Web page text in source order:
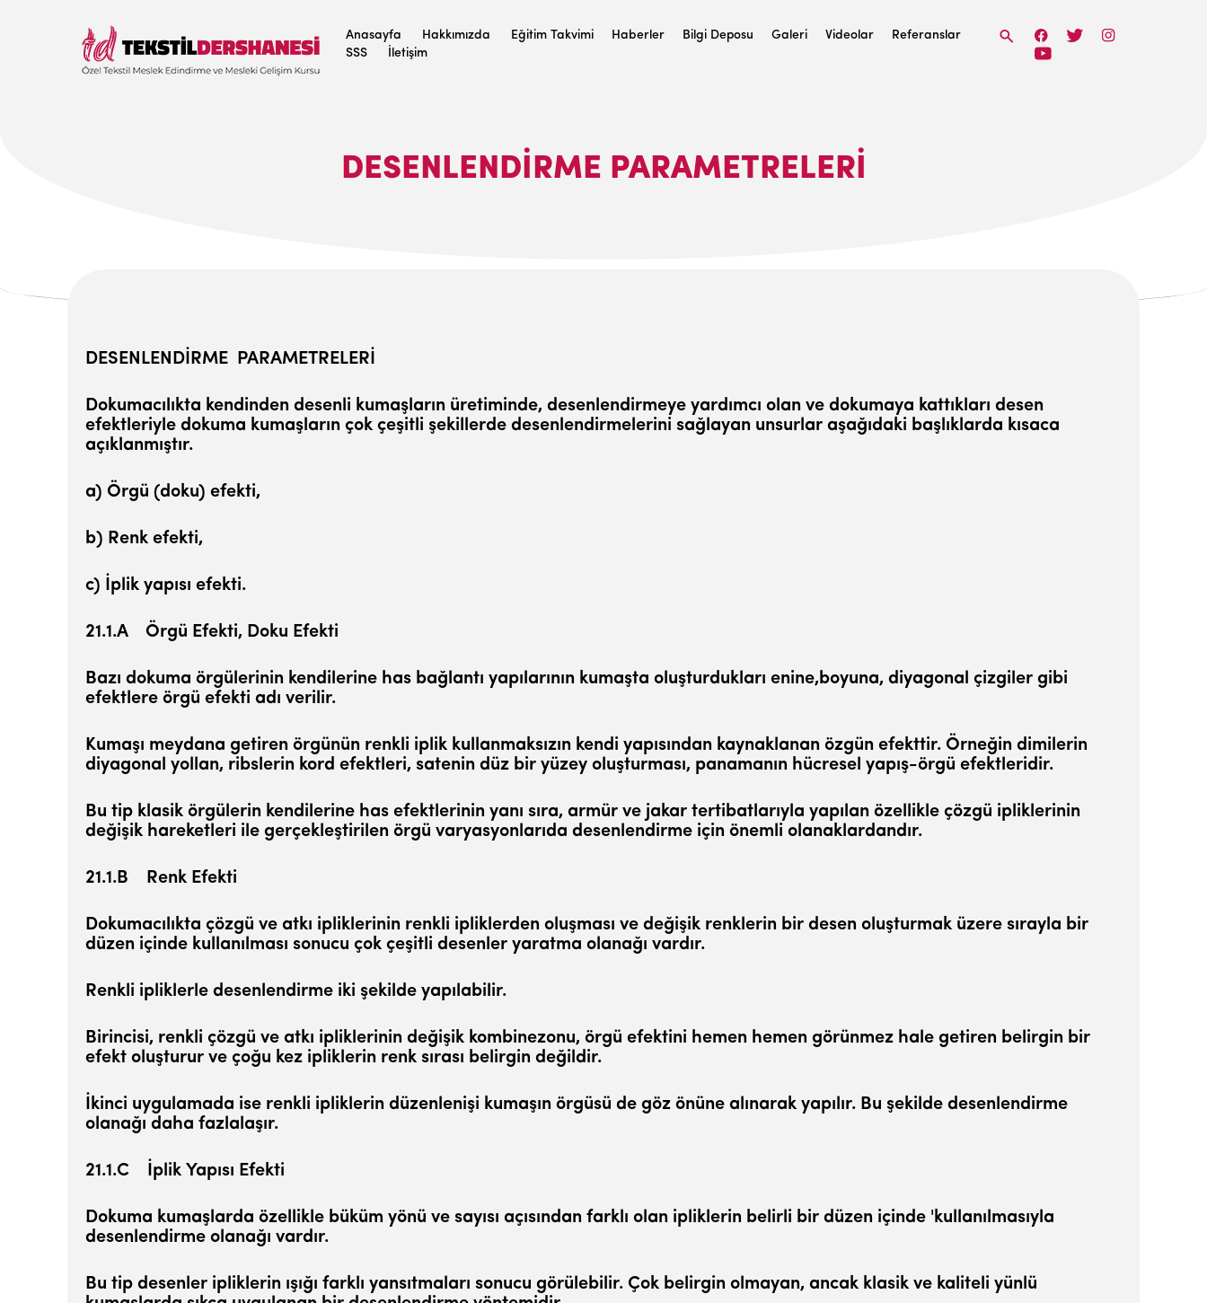
Anasayfa Hakkımızda Eğitim Takvimi Haberler Bilgi Deposu Galeri Videolar
Referanslar
SSS
İletişim
DESENLENDİRME PARAMETRELERİ
DESENLENDİRME PARAMET­RELERİ
Dokumacılıkta kendinden desenli kumaşların üretiminde, desenlendirmeye yardımcı olan ve dokumaya kattıkları desen
efektleriyle dokuma kumaşların çok çeşitli şekillerde desenlendirmelerini sağlayan unsurlar aşağıdaki başlıklar­da kısaca
açıklanmıştır.
a) Örgü (doku) efekti,
b) Renk efekti,
c) İplik yapısı efekti.
21.1.A Örgü Efekti, Doku Efekti
Bazı dokuma örgülerinin kendilerine has bağ­lantı yapılarının kumaşta oluşturdukları enine,boyuna, diyagonal çizgiler gibi
efektlere örgü efekti adı verilir.
Kumaşı meydana getiren örgünün renkli iplik kullanmaksızın kendi yapısından kaynaklanan özgün efekttir. Örneğin dimilerin
diyagonal yollan, ribslerin kord efektleri, satenin düz bir yüzey oluşturması, panamanın hücresel yapış-örgü efektleridir.
Bu tip klasik örgülerin kendilerine has efektle­rinin yanı sıra, armür ve jakar tertibatlarıyla ya­pılan özellikle çözgü ipliklerinin
değişik hare­ketleri ile gerçekleştirilen örgü varyasyonlarıda desenlendirme için önemli olanaklardandır.
21.1.B Renk Efekti
Dokumacılıkta çözgü ve atkı ipliklerinin renkli ipliklerden oluşması ve değişik renklerin bir desen oluşturmak üzere sırayla bir
düzen için­de kullanılması sonucu çok çeşitli desenler ya­ratma olanağı vardır.
Renkli ipliklerle desenlendirme iki şekilde ya­pılabilir.
Birincisi, renkli çözgü ve atkı ipliklerinin deği­şik kombinezonu, örgü efektini hemen hemen görünmez hale getiren belirgin bir
efekt oluştu­rur ve çoğu kez ipliklerin renk sırası belirgin değildir.
İkinci uygulamada ise renkli ipliklerin düzenle­nişi kumaşın örgüsü de göz önüne alınarak yapı­lır. Bu şekilde desenlendirme
olanağı daha fazlalaşır.
21.1.C İplik Yapısı Efekti
Dokuma kumaşlarda özellikle büküm yönü ve sayısı açısından farklı olan ipliklerin belirli bir düzen içinde 'kullanılmasıyla
desenlendirme olanağı vardır.
Bu tip desenler ipliklerin ışığı farklı yansıtma­ları sonucu görülebilir. Çok belirgin olmayan, ancak klasik ve kaliteli yünlü